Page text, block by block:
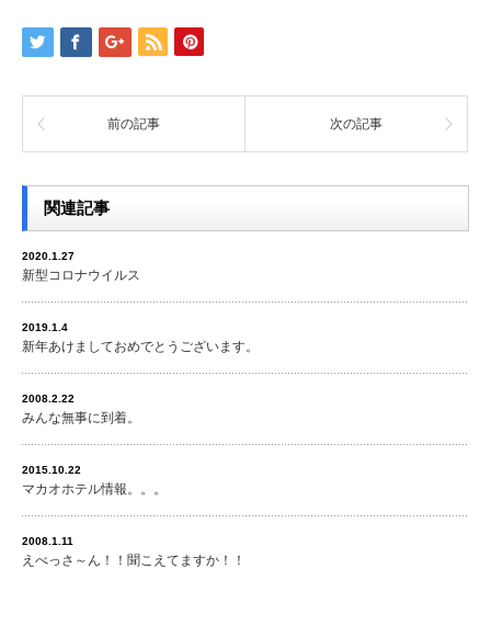
前の記事 次の記事
関連記事
2020.1.27
新型コロナウイルス
2019.1.4
新年あけましておめでとうございます。
2008.2.22
みんな無事に到着。
2015.10.22
マカオホテル情報。。。
2008.1.11
えべっさ～ん！！聞こえてますか！！